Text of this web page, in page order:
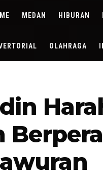
MEDAN HIBURAN
OLAHRAGA